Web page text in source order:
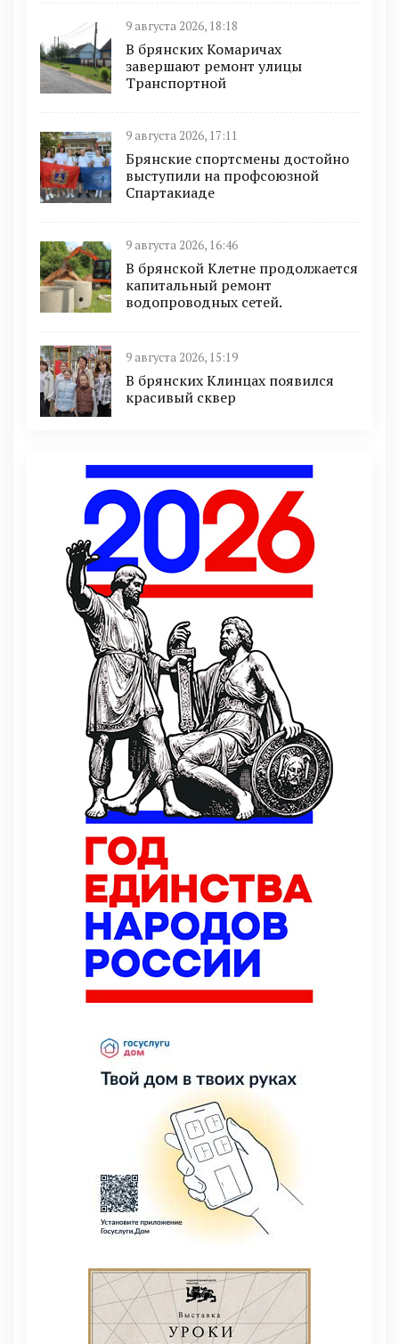
9 августа 2026, 18:18
В брянских Комаричах
завершают ремонт улицы
Транспортной
9 августа 2026, 17:11
Брянские спортсмены достойно
выступили на профсоюзной
Спартакиаде
9 августа 2026, 16:46
В брянской Клетне продолжается
капитальный ремонт
водопроводных сетей.
9 августа 2026, 15:19
В брянских Клинцах появился
красивый сквер